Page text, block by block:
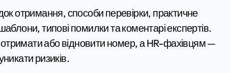
отримання, способи перевірки, практичне
типові помилки та коментарі експертів.
або відновити номер, а HR-фахівцям —
ризиків.